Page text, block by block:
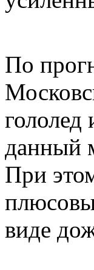
По
данный
При
виде